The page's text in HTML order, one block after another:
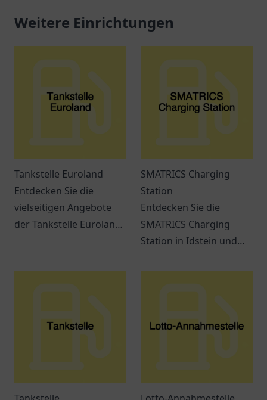
Weitere Einrichtungen
Tankstelle Euroland
Entdecken Sie die
vielseitigen Angebote
der Tankstelle Euroland
SMATRICS Charging
Station
Entdecken Sie die
SMATRICS Charging
Station in Idstein und
Ladeoptionen für